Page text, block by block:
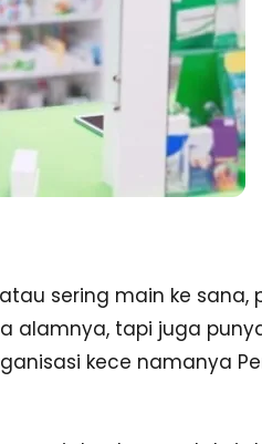
sering main ke
alamnya, tapi juga
kece namanya